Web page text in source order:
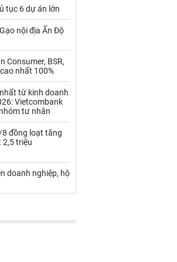
Phân bón
Sắt thép
Thức ăn chăn nuôi
Tôm
tục 6 dự án lớn
nội địa Ấn Độ
Consumer, BSR,
nhất 100%
từ kinh doanh
Vietcombank
tư nhân
đồng loạt tăng
2,5 triệu
doanh nghiệp, hộ